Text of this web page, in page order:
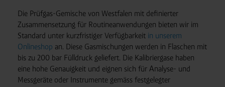
Die Prüfgas-Gemische von Westfalen mit definierter
Zusammensetzung für Routineanwendungen bieten wir im
Standard unter kurzfristiger Verfügbarkeit in unserem
Onlineshop an. Diese Gasmischungen werden in Flaschen mit
bis zu 200 bar Fülldruck geliefert. Die Kalibriergase haben
eine hohe Genauigkeit und eignen sich für Analyse- und
Messgeräte oder Instrumente gemäss festgelegter